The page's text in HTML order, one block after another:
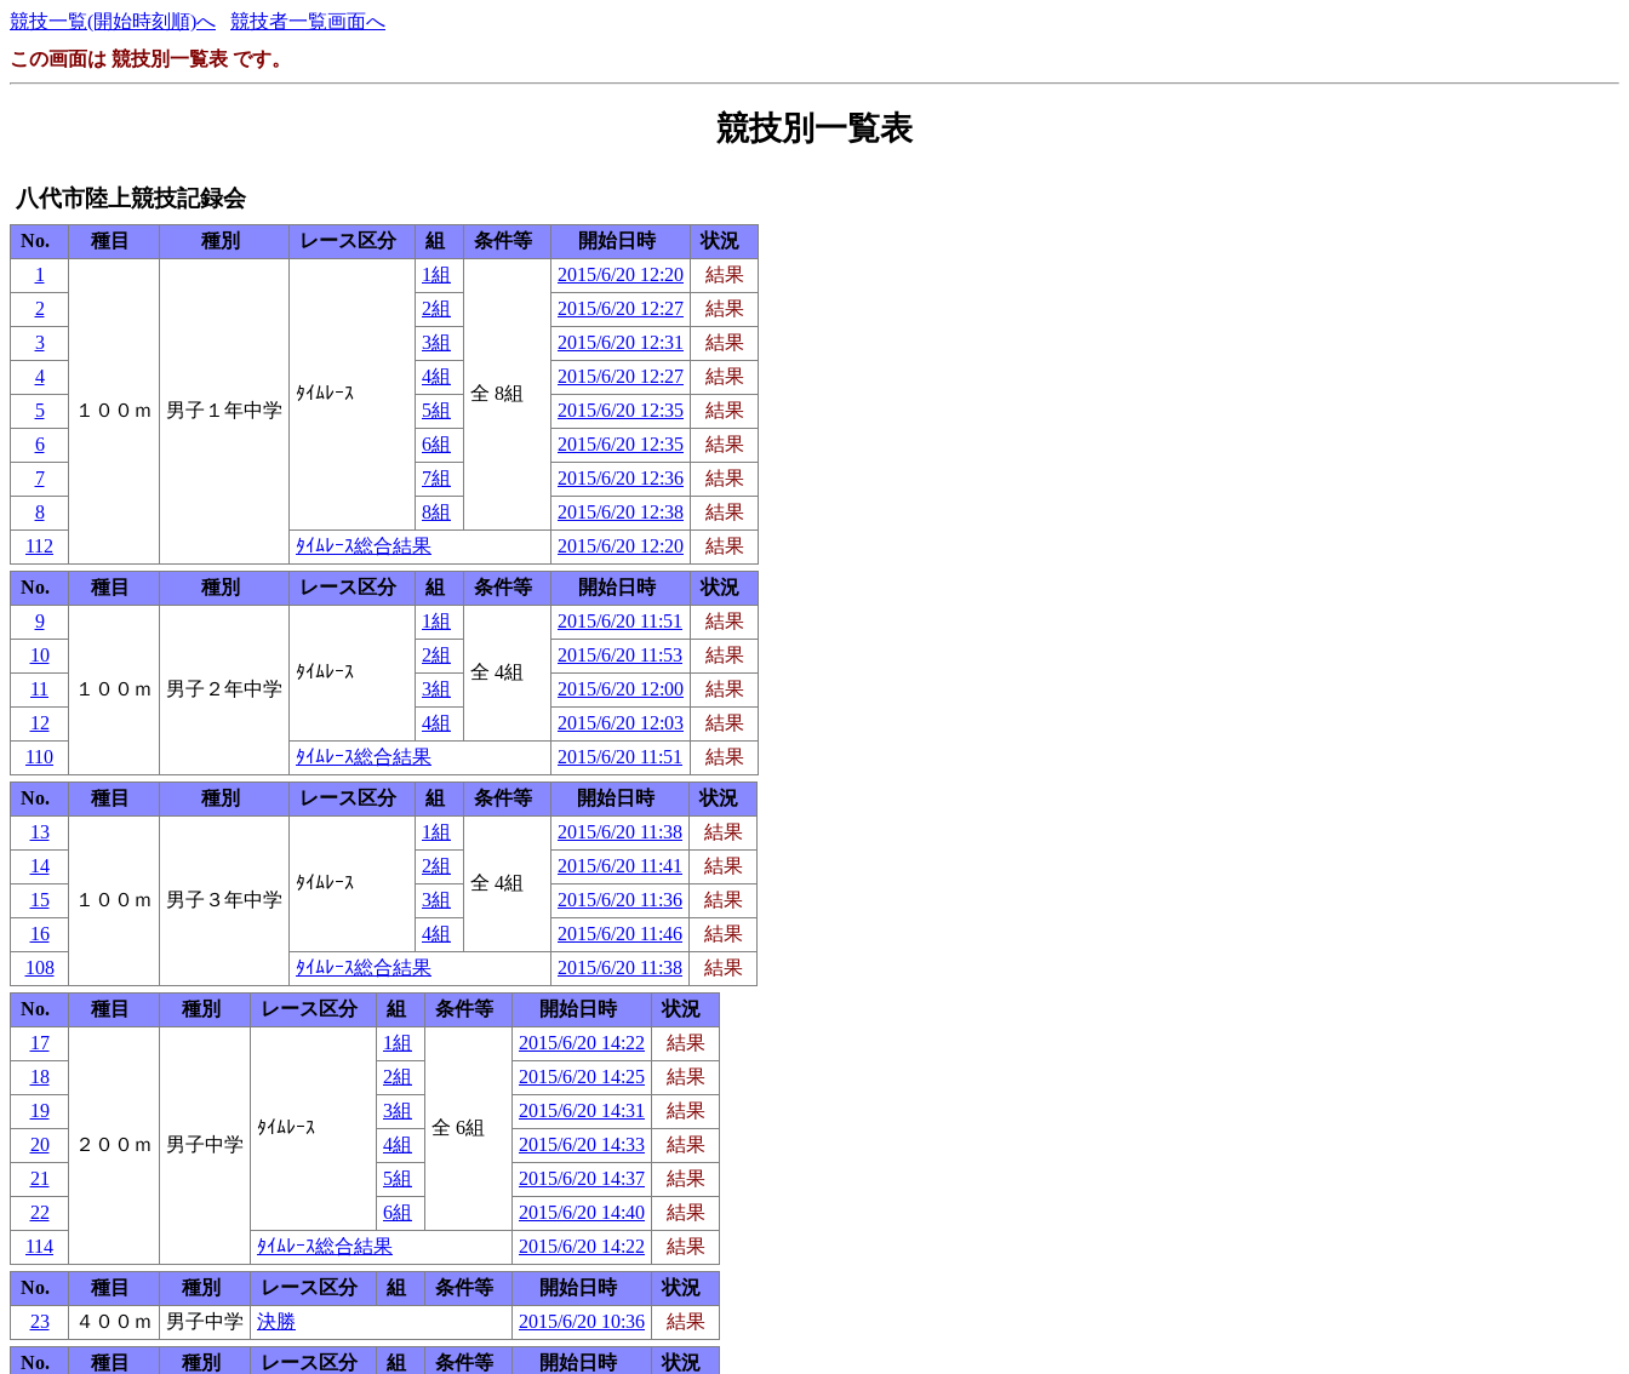
競技一覧(開始時刻順)へ
競技者一覧画面へ
この画面は 競技別一覧表 です。
競技別一覧表
八代市陸上競技記録会
No. 種目 種別 レース区分 組 条件等 開始日時
状況
1
１００ｍ 男子１年中学
ﾀｲﾑﾚｰｽ
1組
全 8組
2015/6/20 12:20
結果
2
2組 2015/6/20 12:27
結果
3
3組 2015/6/20 12:31
結果
4
4組 2015/6/20 12:27
結果
5
5組 2015/6/20 12:35
結果
6
6組 2015/6/20 12:35
結果
7
7組 2015/6/20 12:36
結果
8
8組 2015/6/20 12:38
結果
112
ﾀｲﾑﾚｰｽ総合結果 2015/6/20 12:20
結果
No.
種目 種別 レース区分 組 条件等 開始日時
状況
9
１００ｍ 男子２年中学
ﾀｲﾑﾚｰｽ
1組
全 4組
2015/6/20 11:51
結果
10
2組 2015/6/20 11:53
結果
11
3組 2015/6/20 12:00
結果
12
4組 2015/6/20 12:03
結果
110
ﾀｲﾑﾚｰｽ総合結果 2015/6/20 11:51
結果
No.
種目 種別 レース区分 組 条件等 開始日時
状況
13
１００ｍ 男子３年中学
ﾀｲﾑﾚｰｽ
1組
全 4組
2015/6/20 11:38
結果
14
2組 2015/6/20 11:41
結果
15
3組 2015/6/20 11:36
結果
16
4組 2015/6/20 11:46
結果
108
ﾀｲﾑﾚｰｽ総合結果 2015/6/20 11:38
結果
No.
種目 種別 レース区分 組 条件等 開始日時
状況
17
２００ｍ 男子中学
ﾀｲﾑﾚｰｽ
1組
全 6組
2015/6/20 14:22
結果
18
2組 2015/6/20 14:25
結果
19
3組 2015/6/20 14:31
結果
20
4組 2015/6/20 14:33
結果
21
5組 2015/6/20 14:37
結果
22
6組 2015/6/20 14:40
結果
114
ﾀｲﾑﾚｰｽ総合結果 2015/6/20 14:22
結果
No.
種目 種別 レース区分 組 条件等 開始日時
状況
23
４００ｍ 男子中学 決勝 2015/6/20 10:36
結果
No.
種目 種別 レース区分 組 条件等 開始日時
状況